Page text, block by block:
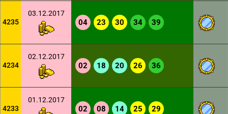
4235
03.12.2017
04 23 30 34 39
4234
02.12.2017
02 18 20 26 36
4233
01.12.2017
02 08 14 25 29